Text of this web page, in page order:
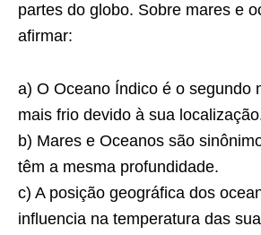
partes do globo. Sobre mares e
afirmar:
a) O Oceano Índico é o segundo
mais frio devido à sua
b) Mares e Oceanos são
têm a mesma profundidade.
c) A posição geográfica dos
influencia na temperatura das